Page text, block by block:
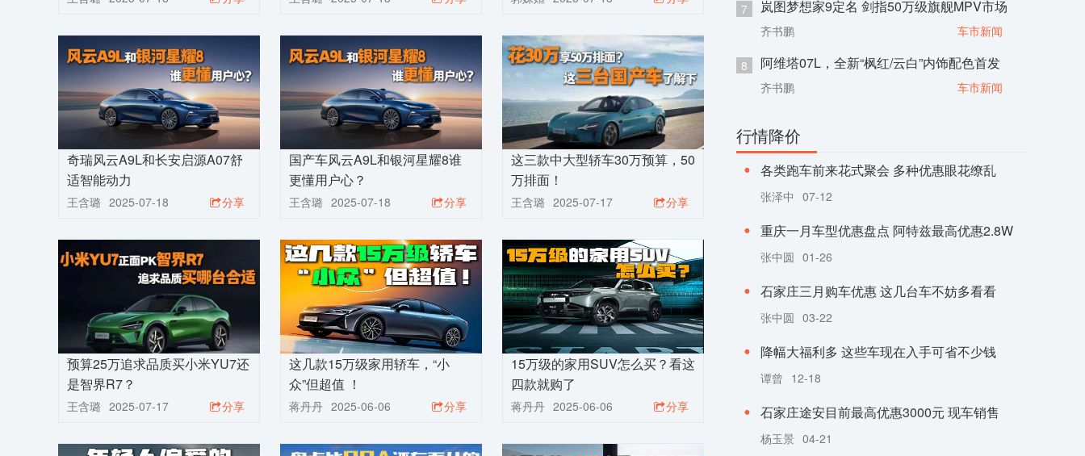
奇瑞风云A9L和长安启源A07舒
适智能动力
王含璐 2025-07-18 分享
国产车风云A9L和银河星耀8谁
更懂用户心？
王含璐 2025-07-18 分享
这三款中大型轿车30万预算，50
万排面！
王含璐 2025-07-17 分享
预算25万追求品质买小米YU7还
是智界R7？
王含璐 2025-07-17 分享
这几款15万级家用轿车，“小
众”但超值 ！
蒋丹丹 2025-06-06 分享
15万级的家用SUV怎么买？看这
四款就购了
蒋丹丹 2025-06-06 分享
7 岚图梦想家9定名 剑指50万级旗舰MPV市场
齐书鹏 车市新闻
8 阿维塔07L，全新“枫红/云白”内饰配色首发
齐书鹏 车市新闻
行情降价
各类跑车前来花式聚会 多种优惠眼花缭乱
张泽中 07-12
重庆一月车型优惠盘点 阿特兹最高优惠2.8W
张中圆 01-26
石家庄三月购车优惠 这几台车不妨多看看
张中圆 03-22
降幅大福利多 这些车现在入手可省不少钱
谭曾 12-18
石家庄途安目前最高优惠3000元 现车销售
杨玉景 04-21